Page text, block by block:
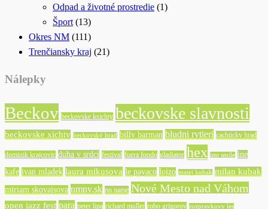
Odpad a životné prostredie (1)
Šport (13)
Okres NM (111)
Trenčiansky kraj (21)
Nálepky
Beckov beckovske ksichty beckovske slavnosti
beckovske xichty beckovský hrad billy barman bludni rytieri cachticky hrad
dominik krajcovic duha v srdci festival fuera fondo gladiator hex imt smile ine
kafe ivan mladek laura mikusova le payaco lojzo matej kubak milan kubak
miriam skovajsova nmnv.sk no name Nové Mesto nad Váhom
open jazz fest para peter lipa richard muller robo grigorov rozpravkovy les